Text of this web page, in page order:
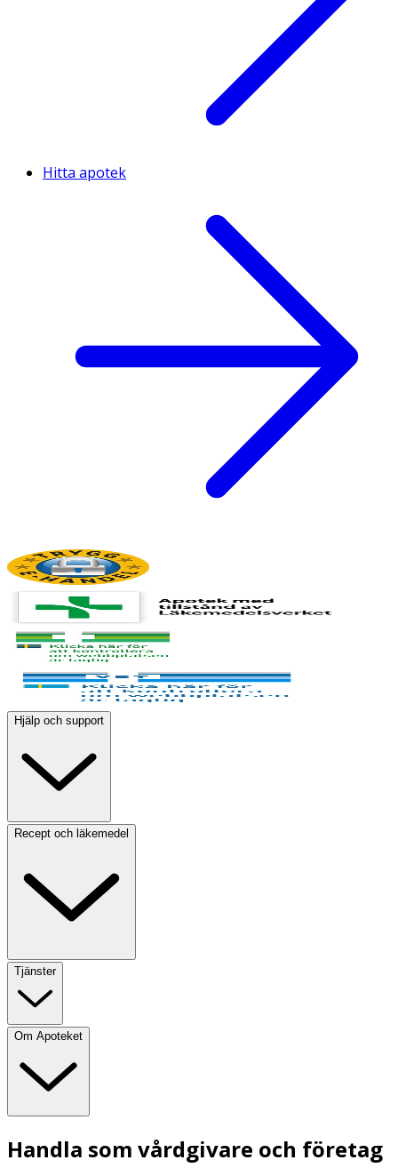
Hitta apotek
Hjälp och support
Recept och läkemedel
Tjänster
Om Apoteket
Handla som vårdgivare och företag